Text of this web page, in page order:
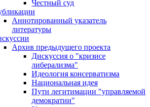
Честный суд
Аннотированный указатель
литературы
Архив предыдущего проекта
Дискуссия о "кризисе
либерализма"
Идеология консерватизма
Национальная идея
Пути легитимации "управляемой
демократии"